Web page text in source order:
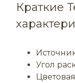
Краткие
Угол